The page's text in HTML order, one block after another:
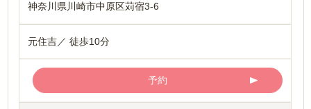
神奈川県川崎市中原区苅宿3-6
元住吉／ 徒歩10分
予約